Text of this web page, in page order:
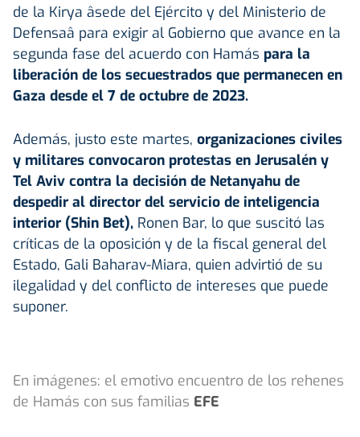
de la Kirya âsede del Ejército y del Ministerio de
Defensaâ para exigir al Gobierno que avance en la
segunda fase del acuerdo con Hamás para la
liberación de los secuestrados que permanecen en
Gaza desde el 7 de octubre de 2023.
Además, justo este martes, organizaciones civiles
y militares convocaron protestas en Jerusalén y
Tel Aviv contra la decisión de Netanyahu de
despedir al director del servicio de inteligencia
interior (Shin Bet), Ronen Bar, lo que suscitó las
críticas de la oposición y de la fiscal general del
Estado, Gali Baharav-Miara, quien advirtió de su
ilegalidad y del conflicto de intereses que puede
suponer.
En imágenes: el emotivo encuentro de los rehenes
de Hamás con sus familias EFE